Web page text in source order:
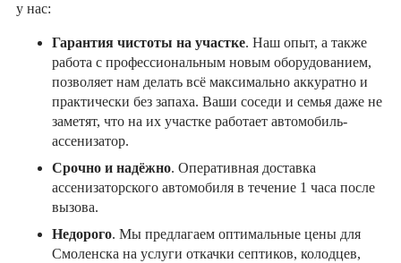
у нас:
Гарантия чистоты на участке. Наш опыт, а также
работа с профессиональным новым оборудованием,
позволяет нам делать всё максимально аккуратно и
практически без запаха. Ваши соседи и семья даже не
заметят, что на их участке работает автомобиль-
ассенизатор.
Срочно и надёжно. Оперативная доставка
ассенизаторского автомобиля в течение 1 часа после
вызова.
Недорого. Мы предлагаем оптимальные цены для
Смоленска на услуги откачки септиков, колодцев,